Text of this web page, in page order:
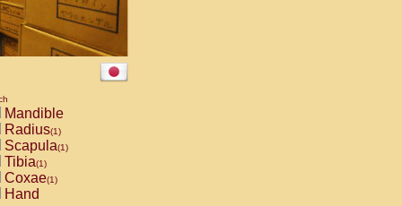
Mandible
Radius(1)
Scapula(1)
Tibia(1)
Coxae(1)
Hand